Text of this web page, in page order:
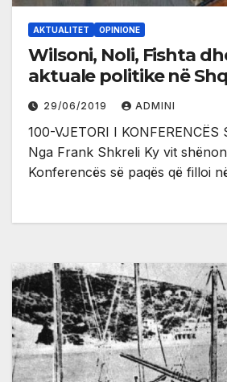
AKTUALITET OPINIONE
Wilsoni, Noli, Fishta
aktuale politike në
29/06/2019 ADMINI
100-VJETORI I KONFERENCËS
Nga Frank Shkreli Ky vit
Konferencës së paqës që filloi